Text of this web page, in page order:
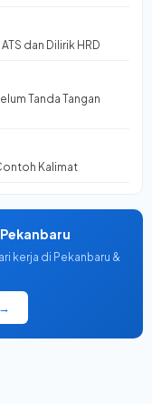
dan Dilirik HRD
Tanda Tangan
Kalimat
kerja di Pekanbaru &